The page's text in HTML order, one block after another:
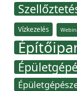
Vízkezelés